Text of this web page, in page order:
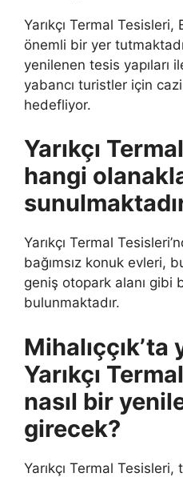
Yarıkçı Termal
önemli bir yer
yenilenen tesis yapıları
yabancı turistler için
hedefliyor.
Yarıkçı
hangi
Yarıkçı Termal
bağımsız konuk evleri,
geniş otopark alanı gibi
bulunmaktadır.
Mihalıççık’ta
Yarıkçı
nasıl bir
girecek?
Yarıkçı Termal